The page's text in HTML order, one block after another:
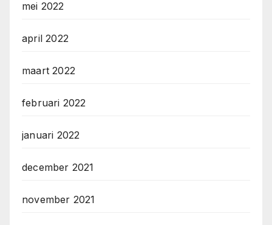
mei 2022
april 2022
maart 2022
februari 2022
januari 2022
december 2021
november 2021